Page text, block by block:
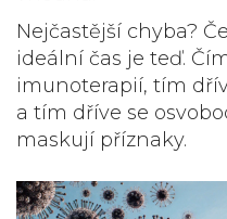
Nejčastější chyba?
ideální čas je teď.
imunoterapií, tím
a tím dříve se
maskují příznaky.